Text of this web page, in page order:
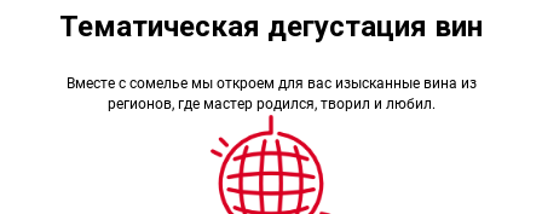
Тематическая дегустация вин
Вместе с сомелье мы откроем для вас изысканные вина из
регионов, где мастер родился, творил и любил.